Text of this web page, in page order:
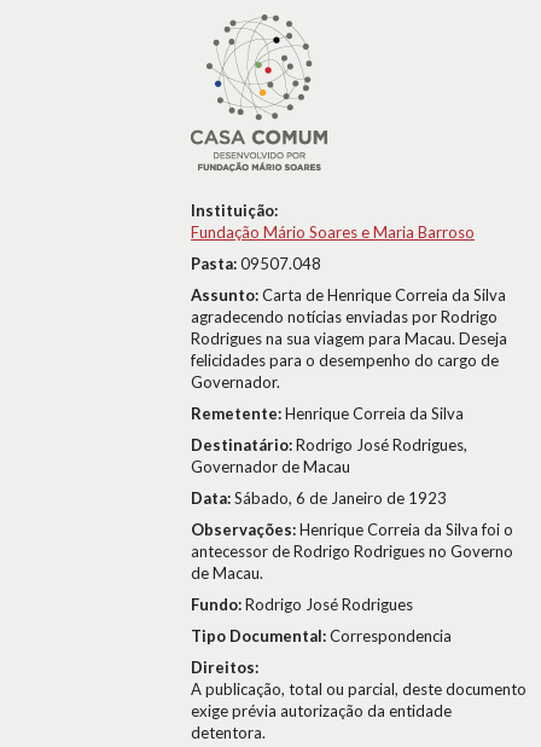
Instituição:
Fundação Mário Soares e Maria Barroso
Pasta:09507.048
Assunto:Carta de Henrique Correia da Silva
agradecendo notícias enviadas por Rodrigo
Rodrigues na sua viagem para Macau. Deseja
felicidades para o desempenho do cargo de
Governador.
Remetente:Henrique Correia da Silva
Destinatário:Rodrigo José Rodrigues,
Governador de Macau
Data:Sábado, 6 de Janeiro de 1923
Observações:Henrique Correia da Silva foi o
antecessor de Rodrigo Rodrigues no Governo
de Macau.
Fundo:Rodrigo José Rodrigues
Tipo Documental:Correspondencia
Direitos:
A publicação, total ou parcial, deste documento
exige prévia autorização da entidade
detentora.